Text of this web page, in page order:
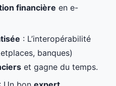
financière en e-
: L’interopérabilité
banques)
et gagne du temps.